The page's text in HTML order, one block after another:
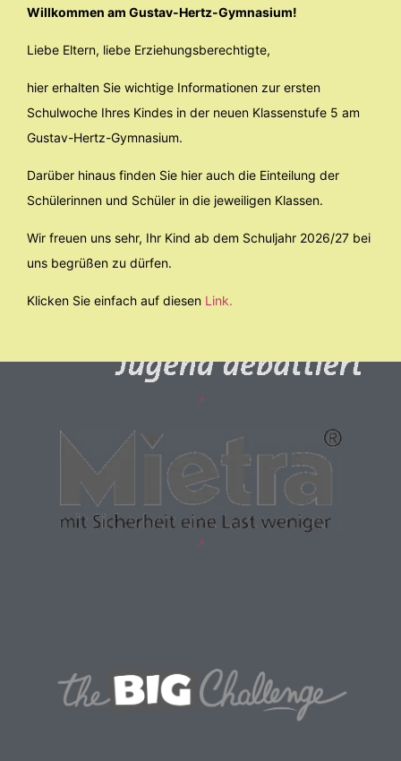
Willkommen am Gustav-Hertz-Gymnasium!
Liebe Eltern, liebe Erziehungsberechtigte,
hier erhalten Sie wichtige Informationen zur ersten
Schulwoche Ihres Kindes in der neuen Klassenstufe 5 am
Gustav-Hertz-Gymnasium.
Darüber hinaus finden Sie hier auch die Einteilung der
Schülerinnen und Schüler in die jeweiligen Klassen.
Wir freuen uns sehr, Ihr Kind ab dem Schuljahr 2026/27 bei
uns begrüßen zu dürfen.
Klicken Sie einfach auf diesen Link.